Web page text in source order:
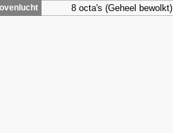
8 octa's (Geheel bewolkt)